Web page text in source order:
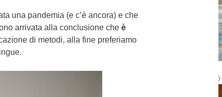
una pandemia (e c’è ancora) e che
arrivata alla conclusione cheè
di metodi, alla fine preferiamo